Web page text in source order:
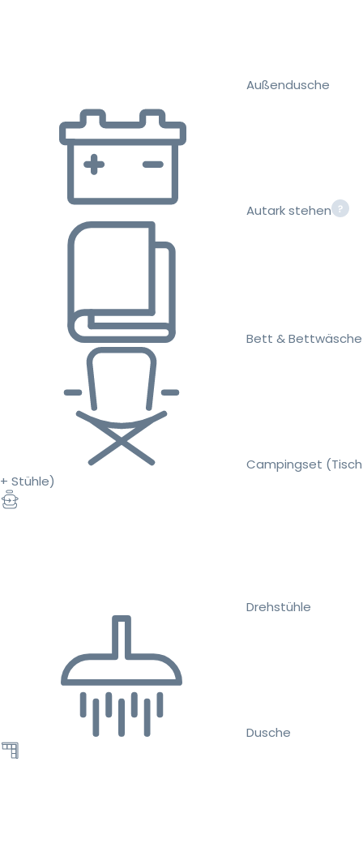
Außendusche
Autark stehen
Bett & Bettwäsche
Campingset (Tisch
+ Stühle)
Drehstühle
Dusche